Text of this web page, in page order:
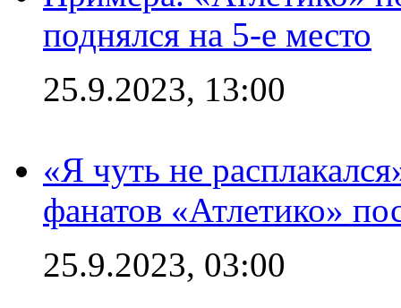
поднялся на 5-е место
25.9.2023, 13:00
«Я чуть не
фанатов «Атлетико»
25.9.2023, 03:00